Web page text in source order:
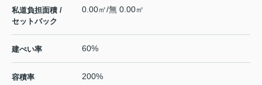
私道負担面積 /
セットバック
0.00㎡/無 0.00㎡
建ぺい率 60%
容積率 200%